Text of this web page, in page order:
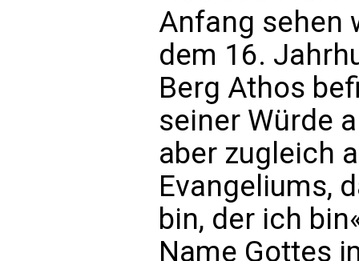
Anfang sehen
dem 16.
Berg Athos
seiner Würde
aber zugleich
Evangeliums,
bin, der ich
Name Gottes